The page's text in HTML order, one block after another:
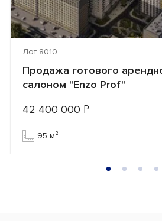
Лот 8010
Продажа готового
салоном "Enzo Prof"
42 400 000 ₽
95 м²